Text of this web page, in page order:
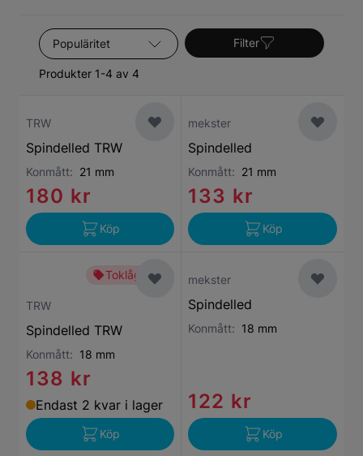
tillbaka till 1927 och V50 är en lysande representation
av märkets evolution.
Sortera efter
Produkter 1-4 av 4
Filter
TRW
Spindelled TRW
Konmått: 21 mm
180 kr
Köp
mekster
Spindelled
Konmått: 21 mm
133 kr
Köp
Toklågt pris
TRW
Spindelled TRW
Konmått: 18 mm
138 kr
Endast 2 kvar i lager
Köp
mekster
Spindelled
Konmått: 18 mm
122 kr
Köp